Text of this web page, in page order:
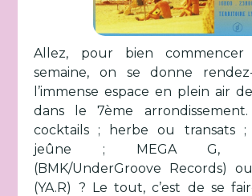
Allez, pour bien
semaine, on se donne
l’immense espace en plein air
dans le 7ème
cocktails ; herbe ou transats
jeûne ; MEGA G,
(BMK/UnderGroove Records)
(YA.R) ? Le tout, c’est de se